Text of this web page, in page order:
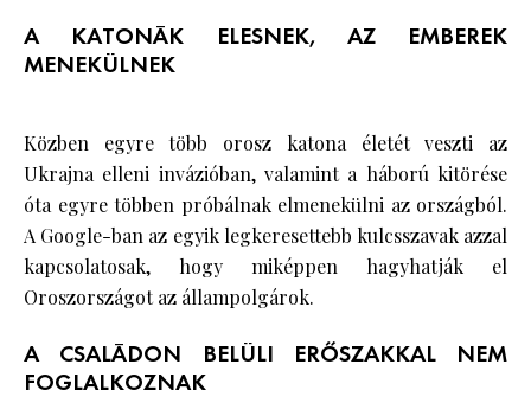
A KATONÁK ELESNEK, AZ EMBEREK
MENEKÜLNEK
Közben egyre több orosz katona életét veszti az
Ukrajna elleni invázióban, valamint a háború kitörése
óta egyre többen próbálnak elmenekülni az országból.
A Google-ban az egyik legkeresettebb kulcsszavak azzal
kapcsolatosak, hogy miképpen hagyhatják el
Oroszországot az állampolgárok.
A CSALÁDON BELÜLI ERŐSZAKKAL NEM
FOGLALKOZNAK